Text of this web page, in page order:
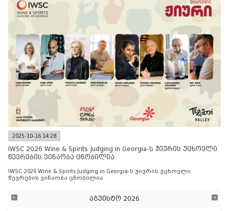
2025-10-16 14:28
IWSC 2026 Wine & Spirits Judging in Georgia-ს ჟიურის უცხოელი
წევრების ვინაობა ცნობილია
IWSC 2026 Wine & Spirits Judging in Georgia-ს ჟიურის უცხოელი
წევრების ვინაობა ცნობილია
აგვისტო 2026